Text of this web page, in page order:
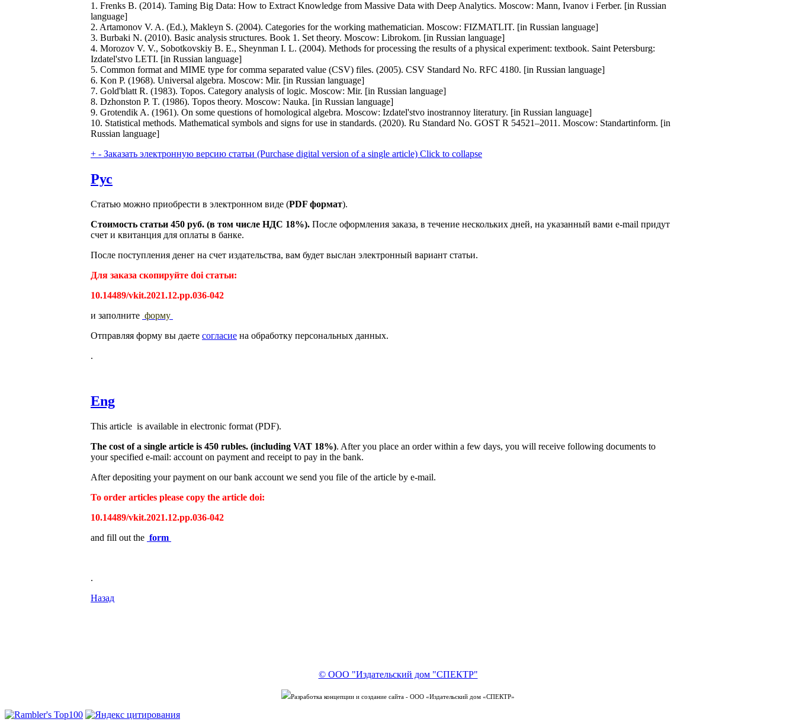
1. Frenks B. (2014). Taming Big Data: How to Extract Knowledge from Massive Data with Deep Analytics. Moscow: Mann, Ivanov i Ferber. [in Russian
language]
2. Artamonov V. A. (Ed.), Makleyn S. (2004). Categories for the working mathematician. Moscow: FIZMATLIT. [in Russian language]
3. Burbaki N. (2010). Basic analysis structures. Book 1. Set theory. Moscow: Librokom. [in Russian language]
4. Morozov V. V., Sobotkovskiy B. E., Sheynman I. L. (2004). Methods for processing the results of a physical experiment: textbook. Saint Petersburg:
Izdatel'stvo LETI. [in Russian language]
5. Common format and MIME type for comma separated value (CSV) files. (2005). CSV Standard No. RFC 4180. [in Russian language]
6. Kon P. (1968). Universal algebra. Moscow: Mir. [in Russian language]
7. Gold'blatt R. (1983). Topos. Category analysis of logic. Moscow: Mir. [in Russian language]
8. Dzhonston P. T. (1986). Topos theory. Moscow: Nauka. [in Russian language]
9. Grotendik A. (1961). On some questions of homological algebra. Moscow: Izdatel'stvo inostrannoy literatury. [in Russian language]
10. Statistical methods. Mathematical symbols and signs for use in standards. (2020). Ru Standard No. GOST R 54521–2011. Moscow: Standartinform. [in
Russian language]
+ - Заказать электронную версию статьи (Purchase digital version of a single article) Click to collapse
Рус
Статью можно приобрести в электронном виде (PDF формат).
Стоимость статьи 450 руб. (в том числе НДС 18%). После оформления заказа, в течение нескольких дней, на указанный вами e-mail придут
счет и квитанция для оплаты в банке.
После поступления денег на счет издательства, вам будет выслан электронный вариант статьи.
Для заказа скопируйте doi статьи:
10.14489/vkit.2021.12.pp.036-042
и заполните форму
Отправляя форму вы даете согласие на обработку персональных данных.
.
Eng
This article is available in electronic format (PDF).
The cost of a single article is 450 rubles. (including VAT 18%). After you place an order within a few days, you will receive following documents to
your specified e-mail: account on payment and receipt to pay in the bank.
After depositing your payment on our bank account we send you file of the article by e-mail.
To order articles please copy the article doi:
10.14489/vkit.2021.12.pp.036-042
and fill out the form
.
Назад
© ООО "Издательский дом "СПЕКТР"
Разработка концепции и создание сайта - ООО «Издательский дом «СПЕКТР»